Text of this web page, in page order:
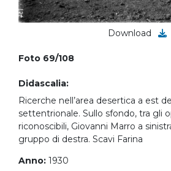
Download
Foto 69/108
Didascalia:
Ricerche nell’area desertica a est
settentrionale. Sullo sfondo, tra gli
riconoscibili, Giovanni Marro a
gruppo di destra. Scavi Farina
Anno: 1930